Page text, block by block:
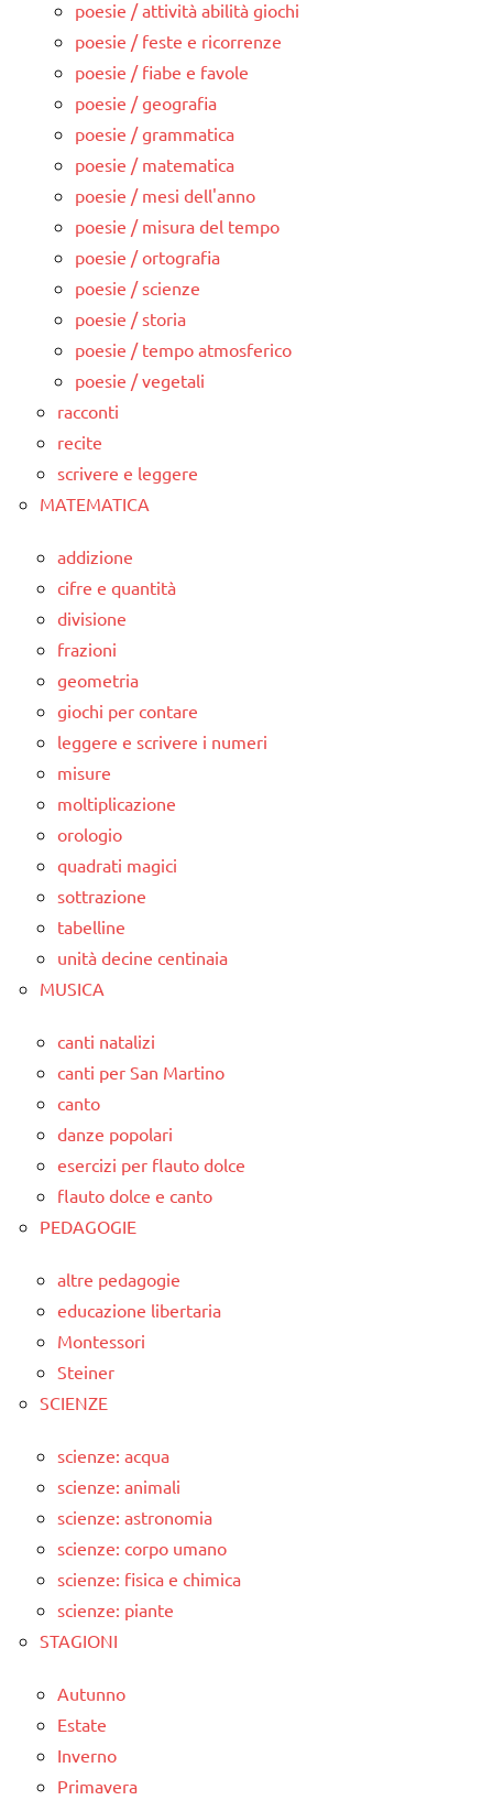
poesie / attività abilità giochi
poesie / feste e ricorrenze
poesie / fiabe e favole
poesie / geografia
poesie / grammatica
poesie / matematica
poesie / mesi dell'anno
poesie / misura del tempo
poesie / ortografia
poesie / scienze
poesie / storia
poesie / tempo atmosferico
poesie / vegetali
racconti
recite
scrivere e leggere
MATEMATICA
addizione
cifre e quantità
divisione
frazioni
geometria
giochi per contare
leggere e scrivere i numeri
misure
moltiplicazione
orologio
quadrati magici
sottrazione
tabelline
unità decine centinaia
MUSICA
canti natalizi
canti per San Martino
canto
danze popolari
esercizi per flauto dolce
flauto dolce e canto
PEDAGOGIE
altre pedagogie
educazione libertaria
Montessori
Steiner
SCIENZE
scienze: acqua
scienze: animali
scienze: astronomia
scienze: corpo umano
scienze: fisica e chimica
scienze: piante
STAGIONI
Autunno
Estate
Inverno
Primavera